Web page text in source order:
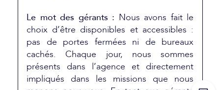
Le mot des gérants : Nous avons fait le
choix d’être disponibles et accessibles :
pas de portes fermées ni de bureaux
cachés. Chaque jour, nous sommes
présents dans l’agence et directement
impliqués dans les missions que nous